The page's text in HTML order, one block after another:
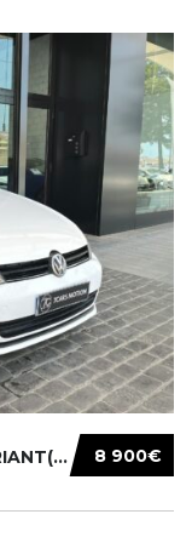
8 900€
VOLKSWAGEN GOLF VII(AU)3/5P/VARIANT(12-16 20...